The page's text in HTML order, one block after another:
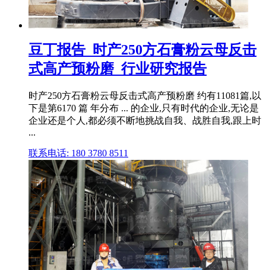
豆丁报告_时产250方石膏粉云母反击
式高产预粉磨_行业研究报告
时产250方石膏粉云母反击式高产预粉磨 约有11081篇,以
下是第6170 篇 年分布 ... 的企业,只有时代的企业,无论是
企业还是个人,都必须不断地挑战自我、战胜自我,跟上时
...
联系电话: 180 3780 8511